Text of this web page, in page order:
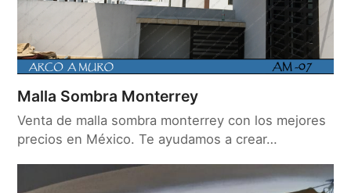
Malla Sombra Monterrey
Venta de malla sombra monterrey con los mejores
precios en México. Te ayudamos a crear…